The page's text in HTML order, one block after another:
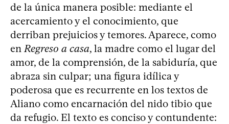
de la única manera posible: mediante el
acercamiento y el conocimiento, que
derriban prejuicios y temores. Aparece, como
en Regreso a casa, la madre como el lugar del
amor, de la comprensión, de la sabiduría, que
abraza sin culpar; una figura idílica y
poderosa que es recurrente en los textos de
Aliano como encarnación del nido tibio que
da refugio. El texto es conciso y contundente: